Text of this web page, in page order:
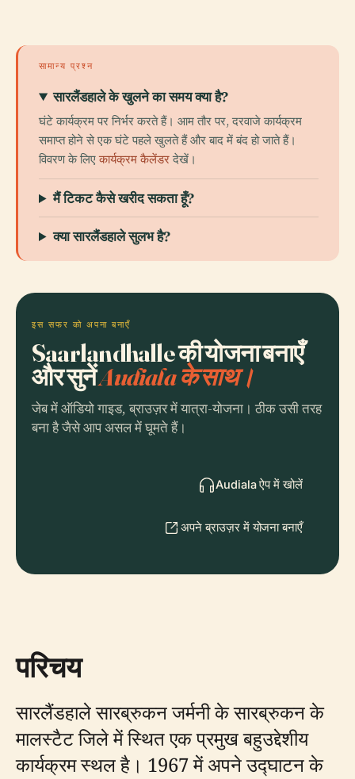
सामान्य प्रश्न
सारलैंडहाले के खुलने का समय क्या है?
घंटे कार्यक्रम पर निर्भर करते हैं। आम तौर पर, दरवाजे कार्यक्रम
समाप्त होने से एक घंटे पहले खुलते हैं और बाद में बंद हो जाते हैं।
विवरण के लिएकार्यक्रम कैलेंडरदेखें।
मैं टिकट कैसे खरीद सकता हूँ?
क्या सारलैंडहाले सुलभ है?
इस सफर को अपना बनाएँ
Saarlandhalle की योजना बनाएँ
और सुनेंAudiala के साथ।
जेब में ऑडियो गाइड, ब्राउज़र में यात्रा-योजना। ठीक उसी तरह
बना है जैसे आप असल में घूमते हैं।
Audiala ऐप में खोलें
अपने ब्राउज़र में योजना बनाएँ
परिचय
सारलैंडहाले सारब्रुकन जर्मनी के सारब्रुकन के
मालस्टैट जिले में स्थित एक प्रमुख बहुउद्देशीय
कार्यक्रम स्थल है। 1967 में अपने उद्घाटन के